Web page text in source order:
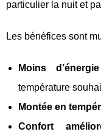
particulier la nuit et
Les bénéfices sont
Moins
température
Montée en
Confort